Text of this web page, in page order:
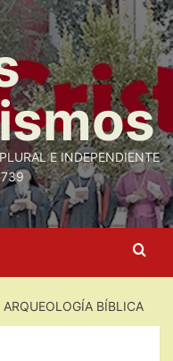
E INDEPENDIENTE
ARQUEOLOGÍA BÍBLICA